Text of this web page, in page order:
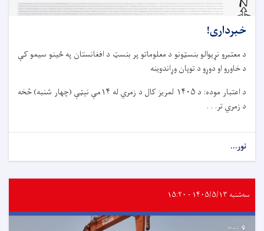
خبرداری!
د معتبرو نړیوالو بنسټونو د معلوماتو پر بنسټ د افغانستان په ځینو سیمو کې
د خاورو او دوړو د توپان وړاندوینه
د اعتبار موده: د ۱۴۰۵ لمریز کال د زمري له ۱۴مې نېټې (چهار شنبه) څخه
د زمري تر. . .
نور...
سه‌شنبه ۱۴۰۵/۵/۱۳ - ۱۵:۲۰